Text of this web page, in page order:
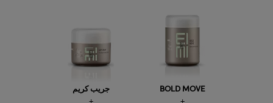
BOLD MOVE جريب كريم